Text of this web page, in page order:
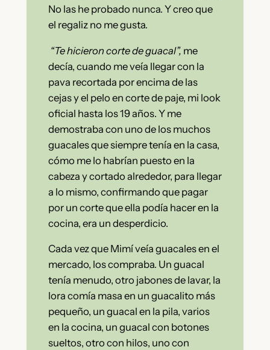
No las he probado nunca. Y creo que
el regaliz no me gusta.
“Te hicieron corte de guacal”, me
decía, cuando me veía llegar con la
pava recortada por encima de las
cejas y el pelo en corte de paje, mi look
oficial hasta los 19 años. Y me
demostraba con uno de los muchos
guacales que siempre tenía en la casa,
cómo me lo habrían puesto en la
cabeza y cortado alrededor, para llegar
a lo mismo, confirmando que pagar
por un corte que ella podía hacer en la
cocina, era un desperdicio.
Cada vez que Mimí veía guacales en el
mercado, los compraba. Un guacal
tenía menudo, otro jabones de lavar, la
lora comía masa en un guacalito más
pequeño, un guacal en la pila, varios
en la cocina, un guacal con botones
sueltos, otro con hilos, uno con